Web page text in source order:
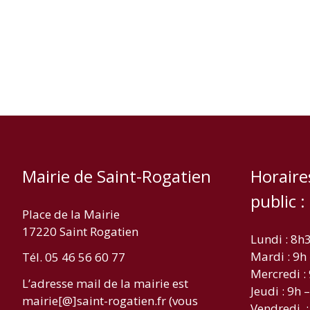
Mairie de Saint-Rogatien
Place de la Mairie
17220 Saint Rogatien
Tél. 05 46 56 60 77
L’adresse mail de la mairie est
mairie[@]saint-rogatien.fr (vous
public :
Lundi :
Mardi : 9h
Mercredi :
Jeudi : 9h